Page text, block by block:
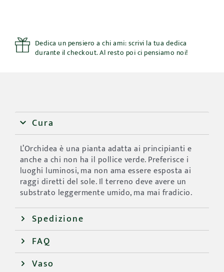
Dedica un pensiero a chi ami: scrivi la tua dedica
durante il checkout. Al resto poi ci pensiamo noi!
Cura
L’Orchidea è una pianta adatta ai principianti e
anche a chi non ha il pollice verde. Preferisce i
luoghi luminosi, ma non ama essere esposta ai
raggi diretti del sole. Il terreno deve avere un
substrato leggermente umido, ma mai fradicio.
Spedizione
FAQ
Vaso